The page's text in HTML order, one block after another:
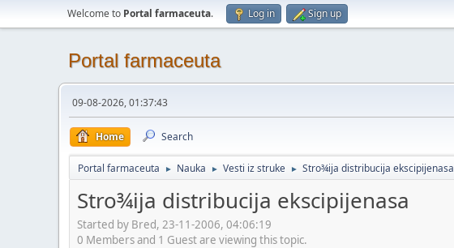
Welcome to Portal farmaceuta. Log in Sign up
Portal farmaceuta
09-08-2026, 01:37:43
Home Search
Portal farmaceuta ► Nauka ► Vesti iz struke ► Stro¾ija distribucija ekscipijenasa
Stro¾ija distribucija ekscipijenasa
Started by Bred, 23-11-2006, 04:06:19
0 Members and 1 Guest are viewing this topic.